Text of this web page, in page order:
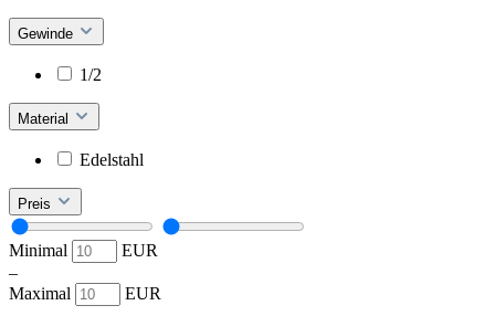
Gewinde
1/2
Material
Edelstahl
Preis
Minimal
EUR
–
Maximal
EUR